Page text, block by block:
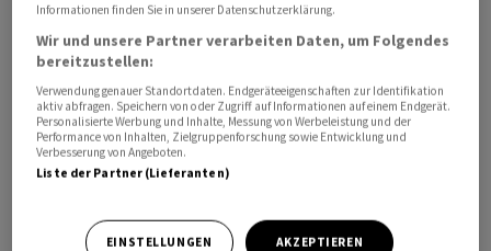
Die hohe Zahl an Inhaftierten führte zu einer
schweizweiten Belegungsrate von 97 Prozent in den
Justizvollzugseinrichtungen, wie das BFS weiter
mitteilte. Von den 7119 Inhaftierten befanden sich 63
Prozent im Straf- oder Massnahmenvollzug.
Die Zahl der Landesverweisungen blieb im vergangenen
Informationen finden Sie in unserer Datenschutzerklärung.
Wir und unsere Partner verarbeiten Daten, um Folgendes
bereitzustellen:
Verwendung genauer Standortdaten. Endgeräteeigenschaften zur Identifikation
aktiv abfragen. Speichern von oder Zugriff auf Informationen auf einem Endgerät.
Personalisierte Werbung und Inhalte, Messung von Werbeleistung und der
Performance von Inhalten, Zielgruppenforschung sowie Entwicklung und
Verbesserung von Angeboten.
Liste der Partner (Lieferanten)
EINSTELLUNGEN AKZEPTIEREN